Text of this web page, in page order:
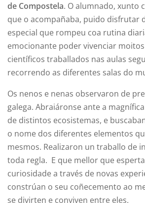
de Compostela. O alumnado, xunto
que o acompañaba, puido disfrutar
especial que rompeu coa rutina
emocionante poder vivenciar
científicos traballados nas aulas
recorrendo as diferentes salas do
Os nenos e nenas observaron de
galega. Abraiáronse ante a
de distintos ecosistemas, e
o nome dos diferentes elementos
mesmos. Realizaron un traballo de
toda regla. E que mellor que
curiosidade a través de novas
constrúan o seu coñecemento ao
se divirten e conviven entre eles.